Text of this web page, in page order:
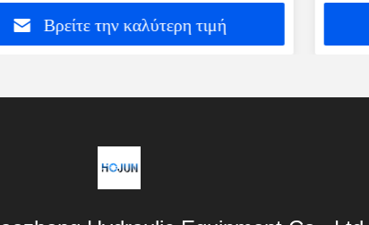
Βρείτε την καλύτερη τιμή